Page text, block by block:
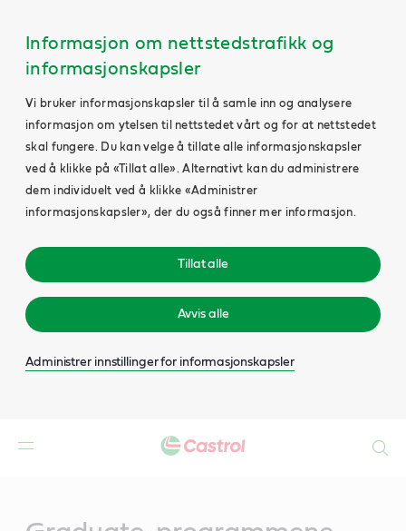
Informasjon om nettstedstrafikk og
informasjonskapsler
Vi bruker informasjonskapsler til å samle inn og analysere
informasjon om ytelsen til nettstedet vårt og for at nettstedet
skal fungere. Du kan velge å tillate alle informasjonskapsler
ved å klikke på «Tillat alle». Alternativt kan du administrere
dem individuelt ved å klikke «Administrer
informasjonskapsler», der du også finner mer informasjon.
Tillat alle
Avvis alle
Administrer innstillinger for informasjonskapsler